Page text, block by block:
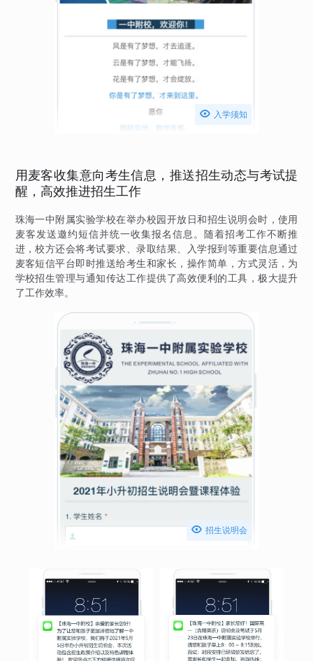
 入学须知
用麦客收集意向考生信息，推送招生动态与考试提
醒，高效推进招生工作
珠海一中附属实验学校在举办校园开放日和招生说明会时，使用
麦客发送邀约短信并统一收集报名信息。随着招考工作不断推
进，校方还会将考试要求、录取结果、入学报到等重要信息通过
麦客短信平台即时推送给考生和家长，操作简单，方式灵活，为
学校招生管理与通知传达工作提供了高效便利的工具，极大提升
了工作效率。
 招生说明会